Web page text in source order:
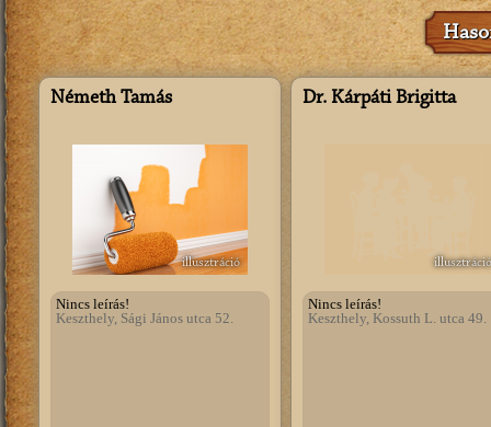
Németh Tamás
illusztráció
Nincs leírás!
Keszthely, Sági János utca 52.
Dr. Kárpáti Brigitta
illusztráció
Nincs leírás!
Keszthely, Kossuth L. utca 49.